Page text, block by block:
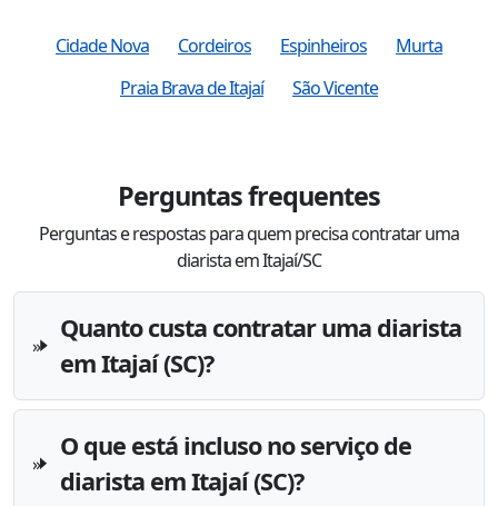
Cidade Nova Cordeiros Espinheiros
Murta
Praia Brava de Itajaí
São Vicente
Perguntas frequentes
Perguntas e respostas para quem precisa contratar uma
diarista em Itajaí/SC
Quanto custa contratar uma diarista
em Itajaí (SC)?
O que está incluso no serviço de
diarista em Itajaí (SC)?